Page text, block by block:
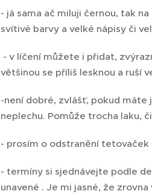
- já sama ač miluji černou, tak
svítivé barvy a velké nápisy či
- v líčení můžete i přidat,
většinou se příliš lesknou a ruší
-není dobré, zvlášť, pokud
neplechu. Pomůže trocha laku,
- prosím o odstranění
- termíny si sjednávejte podle
unavené . Je mi jasné, že